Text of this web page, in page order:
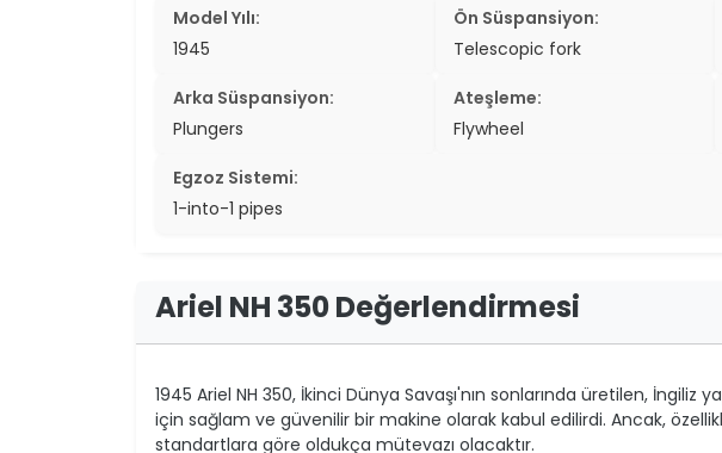
Model Yılı:
1945
Ön Süspansiyon:
Telescopic fork
Arka Süspansiyon:
Plungers
Ateşleme:
Flywheel
Egzoz Sistemi:
1-into-1 pipes
Ariel NH 350 Değerlendirmesi
1945 Ariel NH 350, İkinci Dünya Savaşı'nın sonlarında üretilen, İngiliz
için sağlam ve güvenilir bir makine olarak kabul edilirdi. Ancak,
standartlara göre oldukça mütevazı olacaktır.